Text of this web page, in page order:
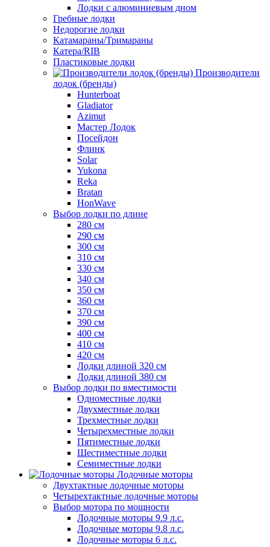
Лодки с алюминиевым дном
Гребные лодки
Недорогие лодки
Катамараны/Тримараны
Катера/RIB
Пластиковые лодки
Производители
лодок (бренды)
Hunterboat
Gladiator
Azimut
Мастер Лодок
Посейдон
Флинк
Solar
Yukona
Reka
Bratan
HonWave
Выбор лодки по длине
280 см
290 см
300 см
310 см
330 см
340 см
350 см
360 см
370 см
390 см
400 см
410 см
420 см
Лодки длиной 320 см
Лодки длиной 380 см
Выбор лодки по вместимости
Одноместные лодки
Двухместные лодки
Трехместные лодки
Четырехместные лодки
Пятиместные лодки
Шестиместные лодки
Семиместные лодки
Лодочные моторы
Двухтактные лодочные моторы
Четырехтактные лодочные моторы
Выбор мотора по мощности
Лодочные моторы 9.9 л.с.
Лодочные моторы 9.8 л.с.
Лодочные моторы 6 л.с.